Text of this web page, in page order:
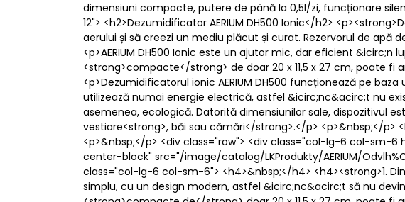
dimensiuni compacte, putere de până la 0,5l/zi, funcționare
12"> <h2>Dezumidificator AERIUM DH500 Ionic</h2>
aerului și să creezi un mediu plăcut și curat. Rezervorul de
<p>AERIUM DH500 Ionic este un ajutor mic, dar eficient
<strong>compacte</strong> de doar 20 x 11,5 x 27 cm, poate
<p>Dezumidificatorul ionic AERIUM DH500 funcționează pe
utilizează numai energie electrică, astfel &icirc;nc&acirc;t nu
asemenea, ecologică. Datorită dimensiunilor sale, dispozitivul
vestiare<strong>, băi sau cămări</strong>.</p> <p>&nbsp;</p>
<p>&nbsp;</p> <div class="row"> <div class="col-lg-6 col-sm-6
center-block" src="/image/catalog/LKProdukty/AERIUM/
class="col-lg-6 col-sm-6"> <h4>&nbsp;</h4> <h4><strong>1.
simplu, cu un design modern, astfel &icirc;nc&acirc;t să nu